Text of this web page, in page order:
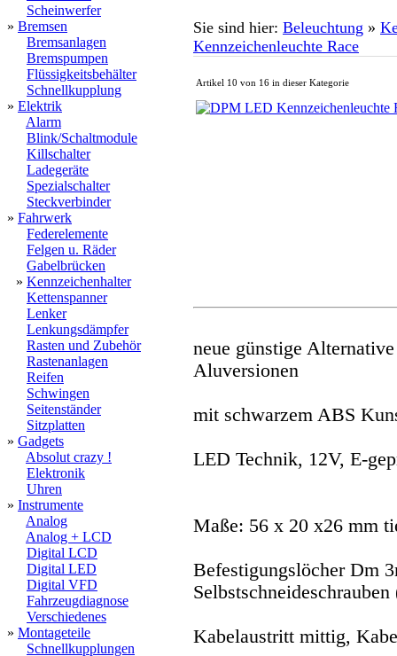
Scheinwerfer
» Bremsen
Bremsanlagen
Bremspumpen
Flüssigkeitsbehälter
Schnellkupplung
» Elektrik
Alarm
Blink/Schaltmodule
Killschalter
Ladegeräte
Spezialschalter
Steckverbinder
» Fahrwerk
Federelemente
Felgen u. Räder
Gabelbrücken
» Kennzeichenhalter
Kettenspanner
Lenker
Lenkungsdämpfer
Rasten und Zubehör
Rastenanlagen
Reifen
Schwingen
Seitenständer
Sitzplatten
» Gadgets
Absolut crazy !
Elektronik
Uhren
» Instrumente
Analog
Analog + LCD
Digital LCD
Digital LED
Digital VFD
Fahrzeugdiagnose
Verschiedenes
» Montageteile
Schnellkupplungen
Sie sind hier: Beleuchtung »
Kennzeichenleuchte Race
Artikel 10 von 16 in dieser Kategorie
neue günstige
Aluversionen
mit schwarzem ABS
LED Technik, 12V, E-
Maße: 56 x 20 x26 mm
Befestigungslöcher Dm
Kabelaustritt mittig,